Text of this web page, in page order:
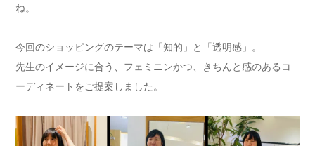
ね。
今回のショッピングのテーマは「知的」と「透明感」。
先生のイメージに合う、フェミニンかつ、きちんと感のあるコ
ーディネートをご提案しました。